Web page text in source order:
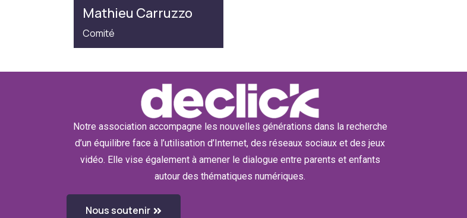
Mathieu Carruzzo
Comité
Notre association accompagne les nouvelles générations dans la recherche
d’un équilibre face à l’utilisation d’Internet, des réseaux sociaux et des jeux
vidéo. Elle vise également à amener le dialogue entre parents et enfants
autour des thématiques numériques.
Nous soutenir